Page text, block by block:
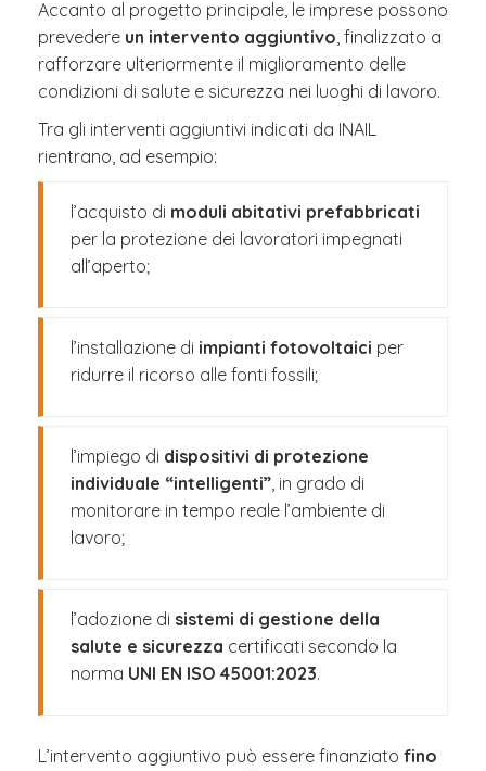
Accanto al progetto principale, le imprese possono
prevedere un intervento aggiuntivo, finalizzato a
rafforzare ulteriormente il miglioramento delle
condizioni di salute e sicurezza nei luoghi di lavoro.
Tra gli interventi aggiuntivi indicati da INAIL
rientrano, ad esempio:
l’acquisto di moduli abitativi prefabbricati
per la protezione dei lavoratori impegnati
all’aperto;
l’installazione di impianti fotovoltaici per
ridurre il ricorso alle fonti fossili;
l’impiego di dispositivi di protezione
individuale “intelligenti”, in grado di
monitorare in tempo reale l’ambiente di
lavoro;
l’adozione di sistemi di gestione della
salute e sicurezza certificati secondo la
norma UNI EN ISO 45001:2023.
L’intervento aggiuntivo può essere finanziato fino